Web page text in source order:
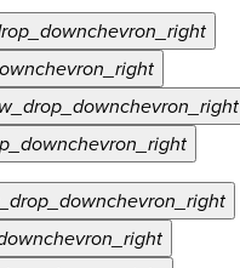
chevron_right
chevron_right
chevron_right
chevron_right
chevron_right
chevron_right